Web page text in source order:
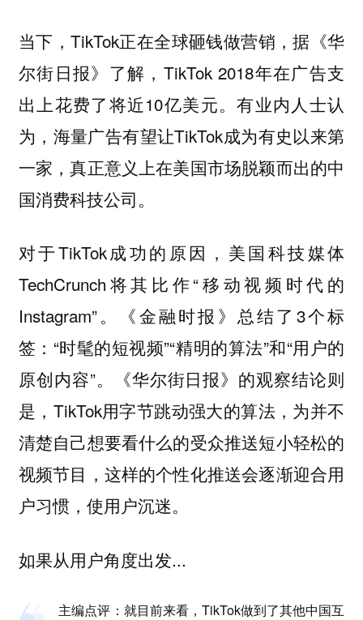
当下，TikTok正在全球砸钱做营销，据《华
尔街日报》了解，TikTok 2018年在广告支
出上花费了将近10亿美元。有业内人士认
为，海量广告有望让TikTok成为有史以来第
一家，真正意义上在美国市场脱颖而出的中
国消费科技公司。
对于TikTok成功的原因，美国科技媒体
TechCrunch将其比作“移动视频时代的
Instagram”。《金融时报》总结了3个标
签：“时髦的短视频”“精明的算法”和“用户的
原创内容”。《华尔街日报》的观察结论则
是，TikTok用字节跳动强大的算法，为并不
清楚自己想要看什么的受众推送短小轻松的
视频节目，这样的个性化推送会逐渐迎合用
户习惯，使用户沉迷。
如果从用户角度出发...
主编点评： 就目前来看，TikTok做到了其他中国互